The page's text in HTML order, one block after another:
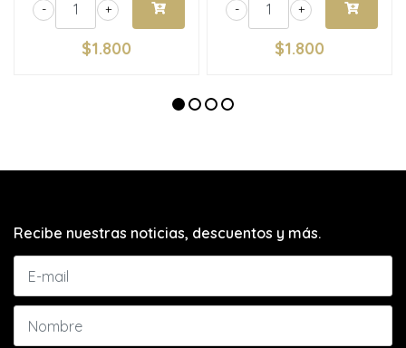
+
-
$1.800
+
-
$1.800
Recibe nuestras noticias, descuentos y más.